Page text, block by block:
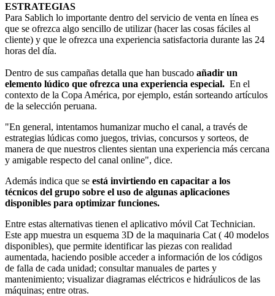
ESTRATEGIAS
Para Sablich lo importante dentro del servicio de venta en línea es
que se ofrezca algo sencillo de utilizar (hacer las cosas fáciles al
cliente) y que le ofrezca una experiencia satisfactoria durante las 24
horas del día.
Dentro de sus campañas detalla que han buscado añadir un
elemento lúdico que ofrezca una experiencia especial. En el
contexto de la Copa América, por ejemplo, están sorteando artículos
de la selección peruana.
"En general, intentamos humanizar mucho el canal, a través de
estrategias lúdicas como juegos, trivias, concursos y sorteos, de
manera de que nuestros clientes sientan una experiencia más cercana
y amigable respecto del canal online", dice.
Además indica que se está invirtiendo en capacitar a los
técnicos del grupo sobre el uso de algunas aplicaciones
disponibles para optimizar funciones.
Entre estas alternativas tienen el aplicativo móvil Cat Technician.
Este app muestra un esquema 3D de la maquinaria Cat ( 40 modelos
disponibles), que permite identificar las piezas con realidad
aumentada, haciendo posible acceder a información de los códigos
de falla de cada unidad; consultar manuales de partes y
mantenimiento; visualizar diagramas eléctricos e hidráulicos de las
máquinas; entre otras.